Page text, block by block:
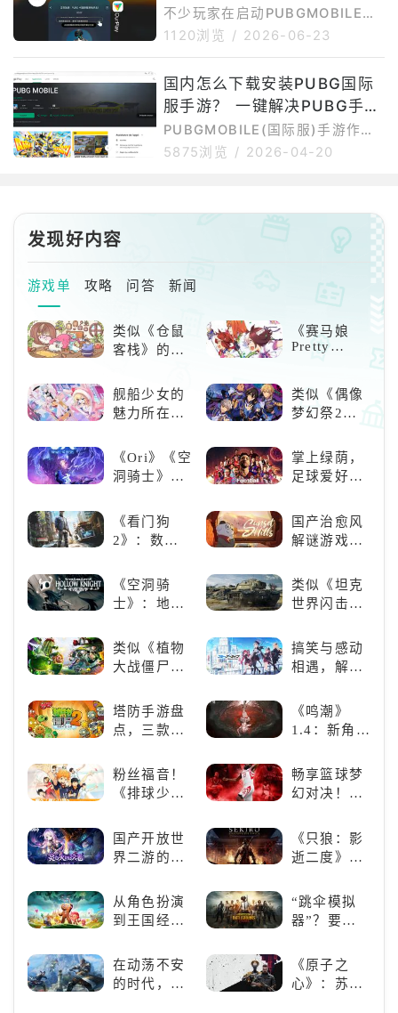
OBILEv4.5版本一起上线，合作内
容预计于2026年7月9日开放，不
过全球服、韩服、越南服等不同版
对于大陆玩家来说，PUBGMOBIL
E国际服的下载安装和更新，和普
录失败问题
不少玩家在启动PUBGMOBILE国
际服时，会遇到“45000041d”错
上，PUBG45000041d并不是游
戏文件损坏导致的错误，而是与网
络连接、谷歌环境以及服务器通信
异常等问题有关。PUBG450000
41d进不去的常见原因1、网络连
易出现连接超时、数据包丢失或验
1120浏览 / 2026-06-23
国内怎么下载安装PUBG国际
服手游？ 一键解决PUBG手游
国内下载运行问题还有免费加
速
PUBGMOBILE(国际服)手游作为
外服手游，在国内下载安装存在一
慢、下载中断或连接失败。其次是
谷歌环境依赖，部分安卓手机如果
缺少GooglePlay服务，可能无法
正常下载、更新或启动游戏。再
者，国际服还可能存在地区限制，
部分用户可能遇到商店搜不到游
戏、提示设备不兼容或安装后闪退
等情况。如果选择APK手动安
5875浏览 / 2026-04-20
发现好内容
游戏单 攻略 问答 新闻
类似《仓鼠
客栈》的萌
荐！快来养
赛博宠物
《赛马娘
Pretty
的竞速之旅
舰船少女的
魅力所在：
线》
类似《偶像
梦幻祭2》
游推荐：完
美还原偶像
像团
《Ori》《空
洞骑士》
胞》横向对
比，不知道
入手那个看
掌上绿荫，
足球爱好者
况足球》
《看门狗
2》：数字
狂欢
国产治愈风
解谜游戏
丘》
《空洞骑
士》：地下
探索与极致
冒险
类似《坦克
世界闪击
（WOTB）
的军事类游
爱的装备出
发吧！
类似《植物
大战僵尸》
游戏，休闲
娱乐尽在手
搞笑与感动
相遇，解锁
的魅力
塔防手游盘
点，三款不
防佳作
《鸣潮》
1.4：新角
情，全新冒
险体验！
粉丝福音！
《排球少
HIGH!!》手
游还原经典
名场面
畅享篮球梦
幻对决！
2K24梦幻球
队》类似游
戏精选
国产开放世
界二游的里
神》
《只狼：影
逝二度》：
魄的忍者之
旅
从角色扮演
到王国经
游为何能俘
获玩家心？
“跳伞模拟
器”？要
“刚”？
在动荡不安
的时代，踏
《原子之
心》：苏联